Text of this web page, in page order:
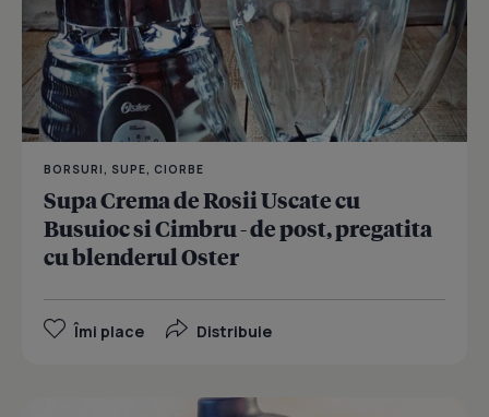
BORSURI, SUPE, CIORBE
Supa Crema de Rosii Uscate cu
Busuioc si Cimbru - de post, pregatita
cu blenderul Oster
Îmi place Distribuie